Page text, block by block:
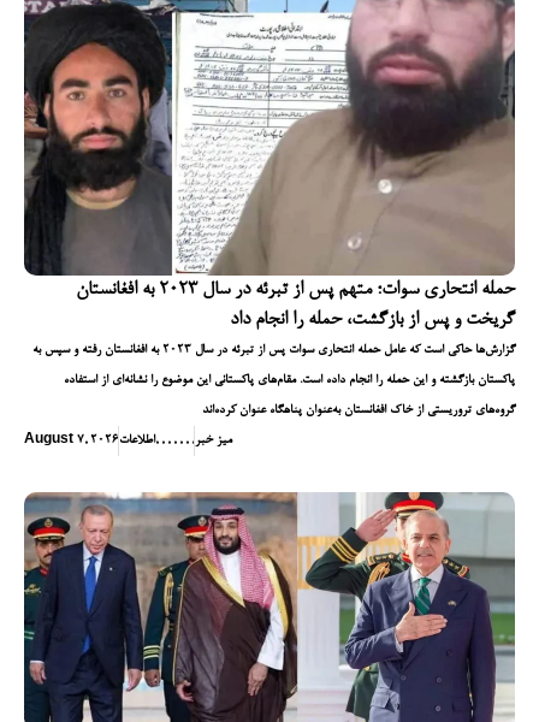
حمله انتحاری سوات؛ متهم پس از تبرئه در سال ۲۰۲۳ به افغانستان
گریخت و پس از بازگشت، حمله را انجام داد
گزارش‌ها حاکی است که عامل حمله انتحاری سوات پس از تبرئه در سال ۲۰۲۳ به افغانستان رفته و سپس به
پاکستان بازگشته و این حمله را انجام داده است. مقام‌های پاکستانی این موضوع را نشانه‌ای از استفاده
گروه‌های تروریستی از خاک افغانستان به‌عنوان پناهگاه عنوان کرده‌اند
August 7, 2026اطلاعات, , , , , , , میز خبر